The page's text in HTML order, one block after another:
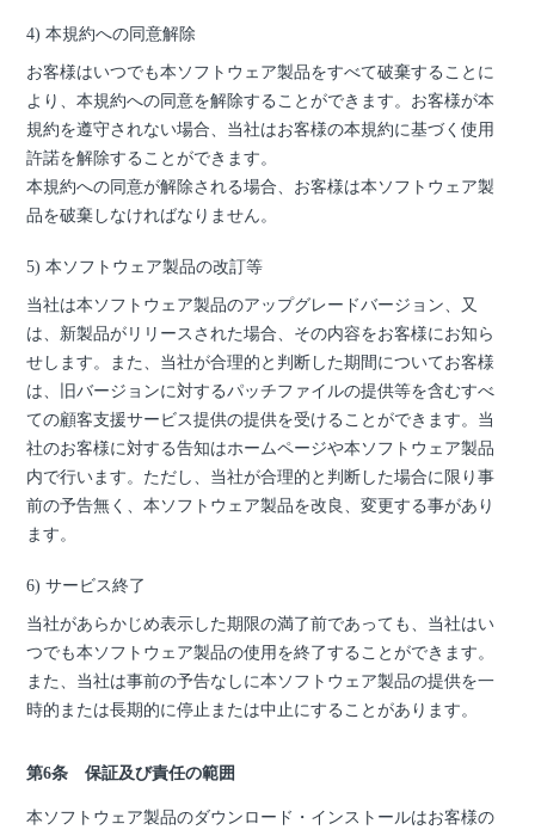
4) 本規約への同意解除
お客様はいつでも本ソフトウェア製品をすべて破棄することに
より、本規約への同意を解除することができます。お客様が本
規約を遵守されない場合、当社はお客様の本規約に基づく使用
許諾を解除することができます。
本規約への同意が解除される場合、お客様は本ソフトウェア製
品を破棄しなければなりません。
5) 本ソフトウェア製品の改訂等
当社は本ソフトウェア製品のアップグレードバージョン、又
は、新製品がリリースされた場合、その内容をお客様にお知ら
せします。また、当社が合理的と判断した期間についてお客様
は、旧バージョンに対するパッチファイルの提供等を含むすべ
ての顧客支援サービス提供の提供を受けることができます。当
社のお客様に対する告知はホームページや本ソフトウェア製品
内で行います。ただし、当社が合理的と判断した場合に限り事
前の予告無く、本ソフトウェア製品を改良、変更する事があり
ます。
6) サービス終了
当社があらかじめ表示した期限の満了前であっても、当社はい
つでも本ソフトウェア製品の使用を終了することができます。
また、当社は事前の予告なしに本ソフトウェア製品の提供を一
時的または長期的に停止または中止にすることがあります。
第6条 保証及び責任の範囲
本ソフトウェア製品のダウンロード・インストールはお客様の